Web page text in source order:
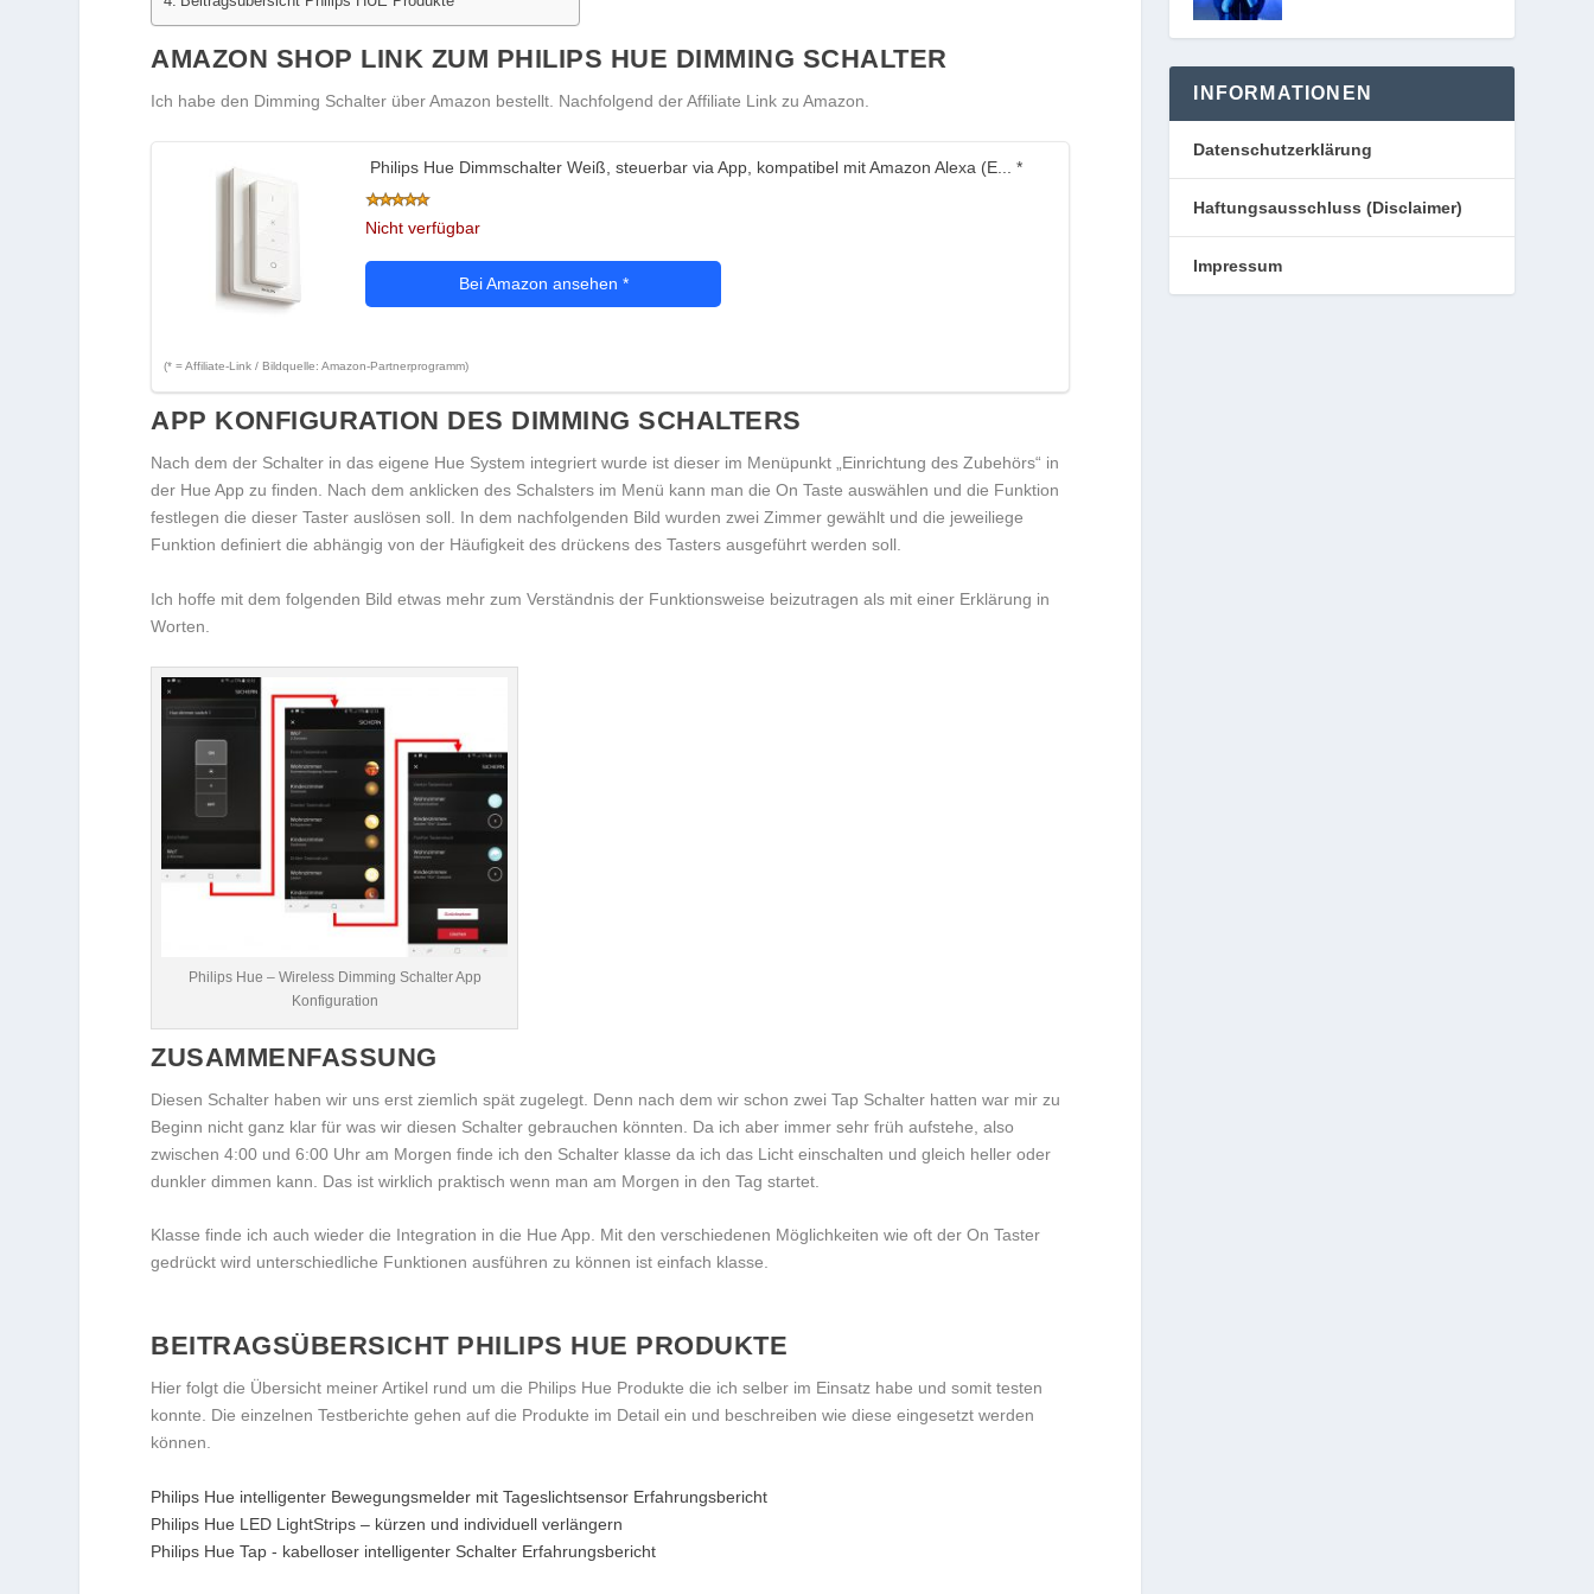
AMAZON SHOP LINK ZUM PHILIPS HUE DIMMING SCHALTER
Ich habe den Dimming Schalter über Amazon bestellt. Nachfolgend der Affiliate Link zu Amazon.
Philips Hue Dimmschalter Weiß, steuerbar via App, kompatibel mit Amazon Alexa (E...*
Nicht verfügbar
Bei Amazon ansehen *
(* = Affiliate-Link / Bildquelle: Amazon-Partnerprogramm)
APP KONFIGURATION DES DIMMING SCHALTERS
Nach dem der Schalter in das eigene Hue System integriert wurde ist dieser im Menüpunkt „Einrichtung des Zubehörs“ in
der Hue App zu finden. Nach dem anklicken des Schalsters im Menü kann man die On Taste auswählen und die Funktion
festlegen die dieser Taster auslösen soll. In dem nachfolgenden Bild wurden zwei Zimmer gewählt und die jeweiliege
Funktion definiert die abhängig von der Häufigkeit des drückens des Tasters ausgeführt werden soll.
Ich hoffe mit dem folgenden Bild etwas mehr zum Verständnis der Funktionsweise beizutragen als mit einer Erklärung in
Worten.
Philips Hue – Wireless Dimming Schalter App
Konfiguration
ZUSAMMENFASSUNG
Diesen Schalter haben wir uns erst ziemlich spät zugelegt. Denn nach dem wir schon zwei Tap Schalter hatten war mir zu
Beginn nicht ganz klar für was wir diesen Schalter gebrauchen könnten. Da ich aber immer sehr früh aufstehe, also
zwischen 4:00 und 6:00 Uhr am Morgen finde ich den Schalter klasse da ich das Licht einschalten und gleich heller oder
dunkler dimmen kann. Das ist wirklich praktisch wenn man am Morgen in den Tag startet.
Klasse finde ich auch wieder die Integration in die Hue App. Mit den verschiedenen Möglichkeiten wie oft der On Taster
gedrückt wird unterschiedliche Funktionen ausführen zu können ist einfach klasse.
BEITRAGSÜBERSICHT PHILIPS HUE PRODUKTE
Hier folgt die Übersicht meiner Artikel rund um die Philips Hue Produkte die ich selber im Einsatz habe und somit testen
konnte. Die einzelnen Testberichte gehen auf die Produkte im Detail ein und beschreiben wie diese eingesetzt werden
können.
Philips Hue intelligenter Bewegungsmelder mit Tageslichtsensor Erfahrungsbericht
Philips Hue LED LightStrips – kürzen und individuell verlängern
Philips Hue Tap - kabelloser intelligenter Schalter Erfahrungsbericht
INFORMATIONEN
Datenschutzerklärung
Haftungsausschluss (Disclaimer)
Impressum